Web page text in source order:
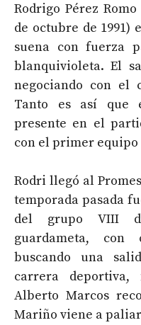
Rodrigo Pérez
de octubre de 1991)
suena con fuerza
blanquivioleta. El
negociando con el
Tanto es así que
presente en el
con el primer equipo
Rodri llegó al
temporada pasada
del grupo VIII
guardameta,
buscando una
carrera deportiva,
Alberto Marcos
Mariño viene a